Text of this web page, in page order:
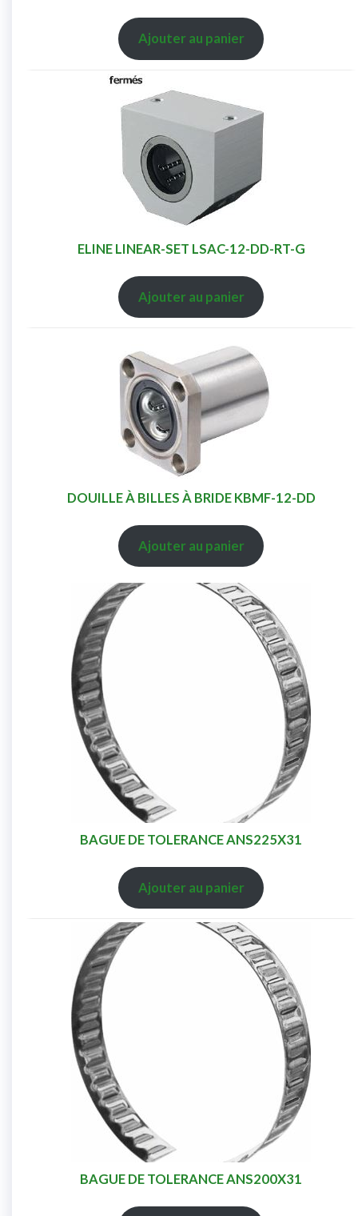
Ajouter au panier
ELINE LINEAR-SET LSAC-12-DD-RT-G
Ajouter au panier
DOUILLE À BILLES À BRIDE KBMF-12-DD
Ajouter au panier
BAGUE DE TOLERANCE ANS225X31
Ajouter au panier
BAGUE DE TOLERANCE ANS200X31